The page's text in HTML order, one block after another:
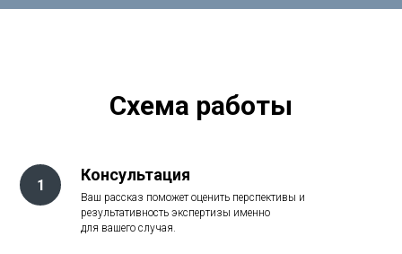
Cхема работы
Консультация
Ваш рассказ поможет оценить перспективы и
результативность экспертизы именно
для вашего случая.